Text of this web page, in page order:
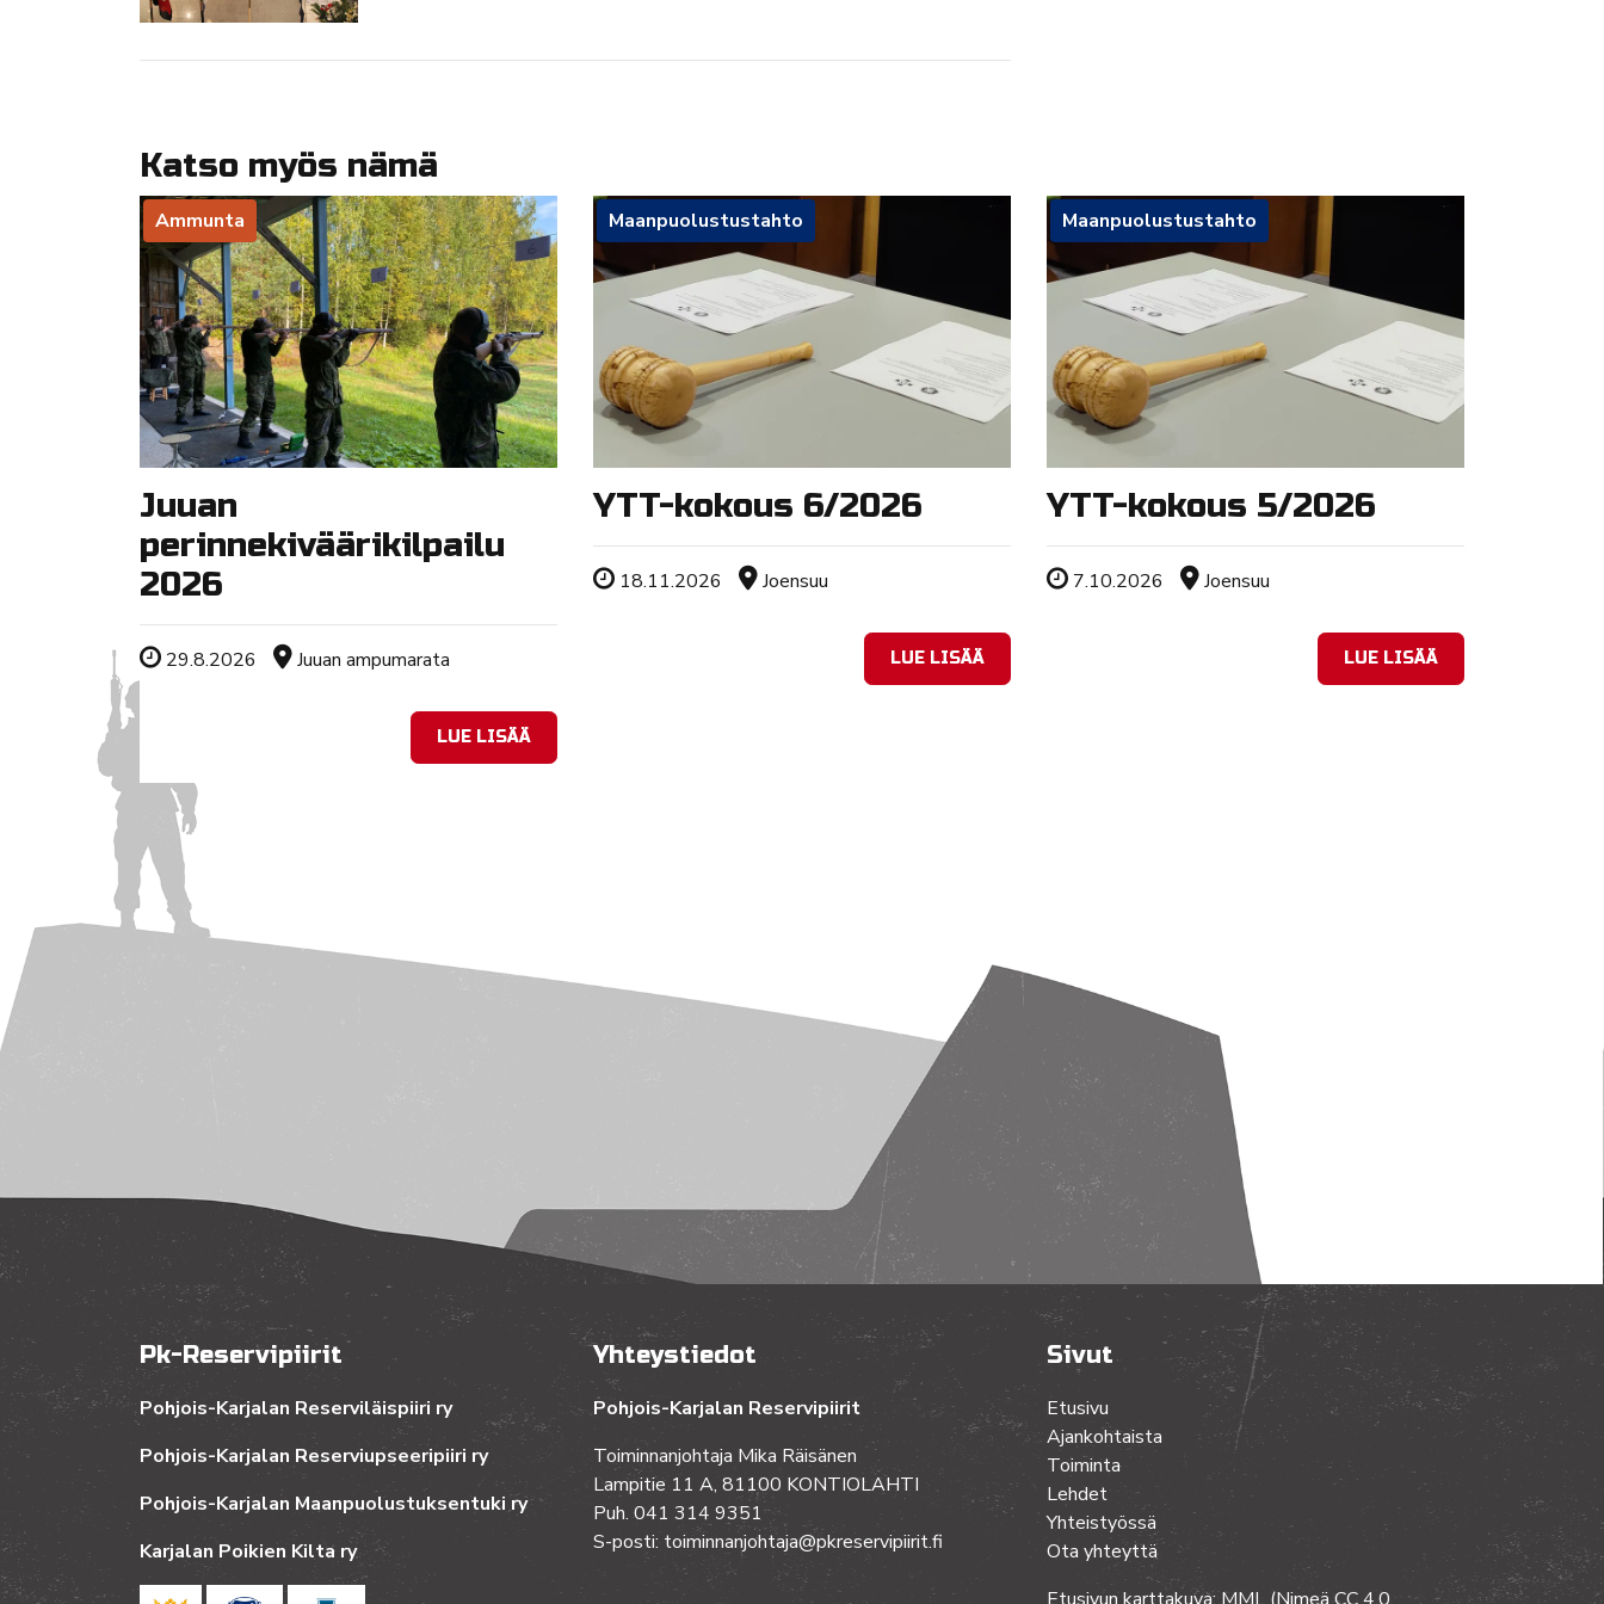
Katso myös nämä
Ammunta
Juuan
perinnekiväärikilpailu
2026
Tapahtuman ajankohta
29.8.2026 Sijainti
Juuan ampumarata
LUE LISÄÄ
Maanpuolustustahto
YTT-kokous 6/2026
Tapahtuman ajankohta
18.11.2026 Sijainti
Joensuu
LUE LISÄÄ
Maanpuolustustahto
YTT-kokous 5/2026
Tapahtuman ajankohta
7.10.2026 Sijainti
Joensuu
LUE LISÄÄ
Pk-Reservipiirit
Pohjois-Karjalan Reserviläispiiri ry
Pohjois-Karjalan Reserviupseeripiiri ry
Pohjois-Karjalan Maanpuolustuksentuki ry
Karjalan Poikien Kilta ry
Yhteystiedot
Pohjois-Karjalan Reservipiirit
Toiminnanjohtaja Mika Räisänen
Lampitie 11 A, 81100 KONTIOLAHTI
Puh. 041 314 9351
S-posti: toiminnanjohtaja@pkreservipiirit.fi
Sivut
Etusivu
Ajankohtaista
Toiminta
Lehdet
Yhteistyössä
Ota yhteyttä